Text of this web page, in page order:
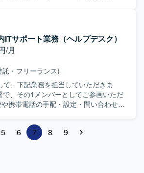
ITサポート業務（ヘルプデスク）
/月
託・フリーランス)
、下記業務を担当していただきま
、その1メンバーとしてご参画いただ
品・Outlookの問い合わせ対応（メー
ID/PWの管理、問い合わせ対応 ・各機
難対応 ・各種マニュアルの作成、保
5 6 7 8 9